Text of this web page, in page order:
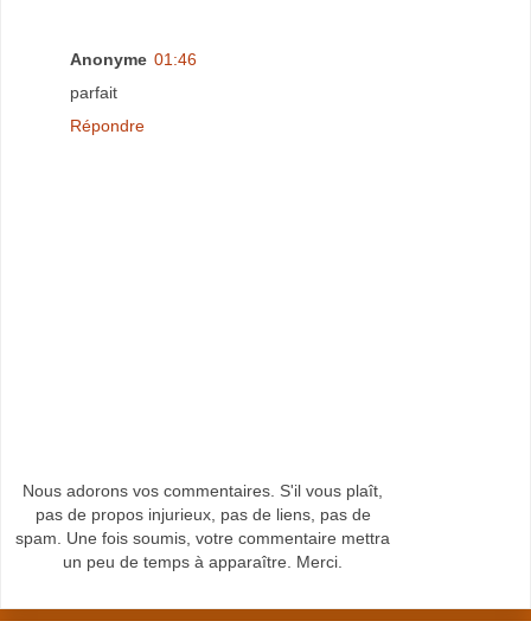
Anonyme 01:46
parfait
Répondre
Nous adorons vos commentaires. S'il vous plaît,
pas de propos injurieux, pas de liens, pas de
spam. Une fois soumis, votre commentaire mettra
un peu de temps à apparaître. Merci.